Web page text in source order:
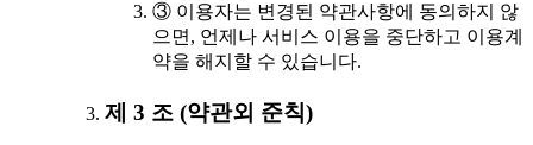
③ 이용자는 변경된 약관사항에 동의하지 않
으면, 언제나 서비스 이용을 중단하고 이용계
약을 해지할 수 있습니다.
제 3 조 (약관외 준칙)